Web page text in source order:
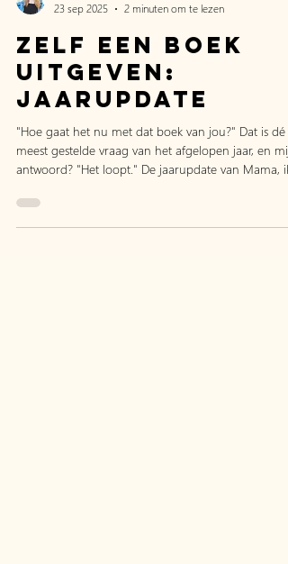
23 sep 2025
2 minuten om te lezen
Zelf een boek
uitgeven:
jaarupdate
"Hoe gaat het nu met dat boek van jou?" Dat is dé
meest gestelde vraag van het afgelopen jaar, en
antwoord? "Het loopt." De jaarupdate van Mama, ik